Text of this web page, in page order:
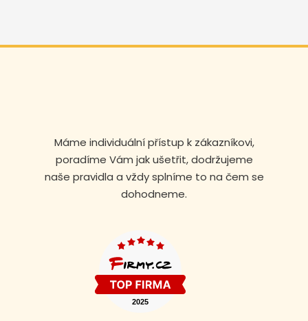
Máme individuální přístup k zákazníkovi,
poradíme Vám jak ušetřit, dodržujeme
naše pravidla a vždy splníme to na čem se
dohodneme.